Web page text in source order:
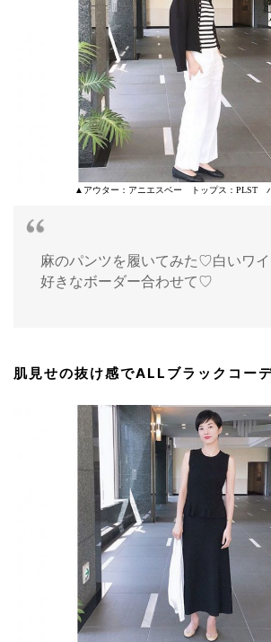
▲アウター：アニエスベー トップス：PLST
麻のパンツを履いてみた♡白いワ
好きなボーダー合わせて♡
肌見せの抜け感でALLブラックコー